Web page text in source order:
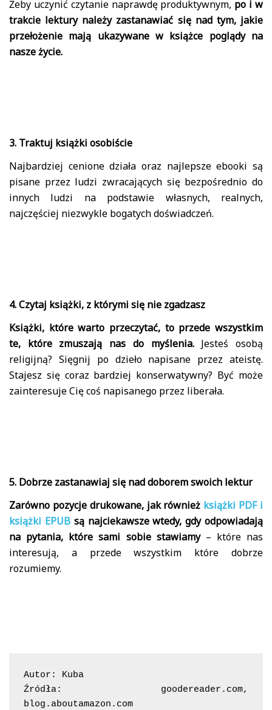
Żeby uczynić czytanie naprawdę produktywnym, po i w
trakcie lektury należy zastanawiać się nad tym, jakie
przełożenie mają ukazywane w książce poglądy na
nasze życie.
3. Traktuj książki osobiście
Najbardziej cenione działa oraz najlepsze ebooki są
pisane przez ludzi zwracających się bezpośrednio do
innych ludzi na podstawie własnych, realnych,
najczęściej niezwykle bogatych doświadczeń.
4. Czytaj książki, z którymi się nie zgadzasz
Książki, które warto przeczytać, to przede wszystkim
te, które zmuszają nas do myślenia.Jesteś osobą
religijną? Sięgnij po dzieło napisane przez ateistę.
Stajesz się coraz bardziej konserwatywny? Być może
zainteresuje Cię coś napisanego przez liberała.
5. Dobrze zastanawiaj się nad doborem swoich lektur
Zarówno pozycje drukowane, jak również książki PDF i
książki EPUBsą najciekawsze wtedy, gdy odpowiadają
na pytania, które sami sobie stawiamy– które nas
interesują, a przede wszystkim które dobrze
rozumiemy.
Autor: Kuba
Źródła: goodereader.com,
blog.aboutamazon.com